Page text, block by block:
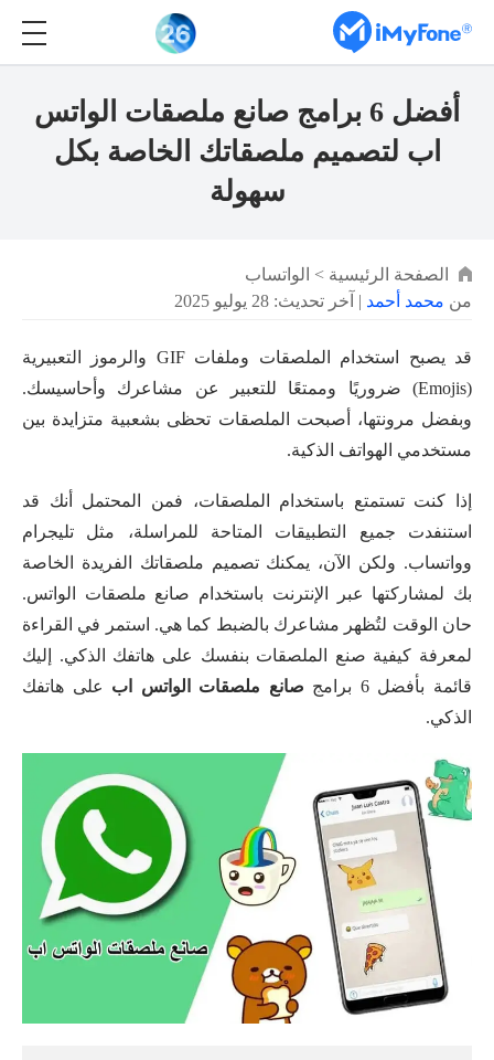
أفضل 6 برامج صانع ملصقات الواتس
اب لتصميم ملصقاتك الخاصة بكل
سهولة
الصفحة الرئيسية > الواتساب
من محمد أحمد | آخر تحديث: 28 يوليو 2025
قد يصبح استخدام الملصقات وملفات GIF والرموز التعبيرية
(Emojis) ضروريًا وممتعًا للتعبير عن مشاعرك وأحاسيسك.
وبفضل مرونتها، أصبحت الملصقات تحظى بشعبية متزايدة بين
مستخدمي الهواتف الذكية.
إذا كنت تستمتع باستخدام الملصقات، فمن المحتمل أنك قد
استنفدت جميع التطبيقات المتاحة للمراسلة، مثل تليجرام
وواتساب. ولكن الآن، يمكنك تصميم ملصقاتك الفريدة الخاصة
بك لمشاركتها عبر الإنترنت باستخدام صانع ملصقات الواتس.
حان الوقت لتُظهر مشاعرك بالضبط كما هي. استمر في القراءة
لمعرفة كيفية صنع الملصقات بنفسك على هاتفك الذكي. إليك
قائمة بأفضل 6 برامج
صانع ملصقات الواتس اب على هاتفك
الذكي.